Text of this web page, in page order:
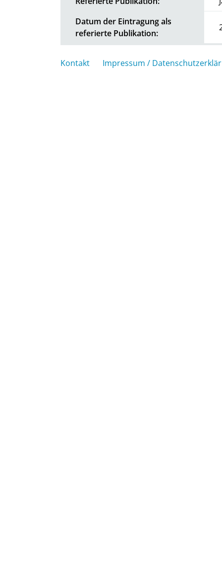
Datum der Eintragung als
referierte Publikation:
Kontakt Impressum /